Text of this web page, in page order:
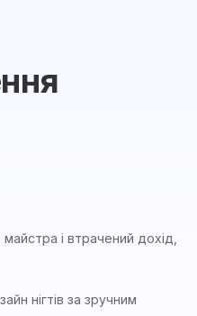
і втрачений дохід,
нігтів за зручним